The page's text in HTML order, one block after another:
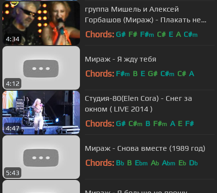
4:34
группа Мишель и Алексей
Горбашов (Мираж) - Плакать не
стану / Mishel диско 80 ретро фм
Chords: G# F# F#m C# E A C#m
4:12
Мираж - Я жду тебя
Chords: F#m B E G# C#m C# A
4:47
Студия-80(Elen Cora) - Снег за
окном ( LIVE 2014 )
Chords: G# C#m B F#m A E F#
5:43
Мираж - Снова вместе (1989 год)
Chords: Bb B Ebm Ab Abm Eb Db